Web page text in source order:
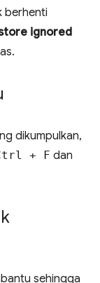
berhenti
ignored
dikumpulkan,
+ F dan
sehingga